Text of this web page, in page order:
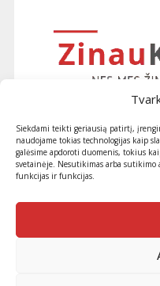
Siekdami teikti geriausią patirtį,
naudojame tokias technologijas kaip
galėsime apdoroti duomenis, tokius
svetainėje. Nesutikimas arba
funkcijas ir funkcijas.
straipsnius ir